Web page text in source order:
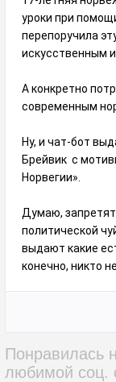
уроки при
перепоручила
искусственным
А конкретно
современным
Ну, и чат-бот
Брейвик с
Норвегии».
Думаю, запретят
политической
выдают какие
конечно, никто
Понравилась
любимой соц.